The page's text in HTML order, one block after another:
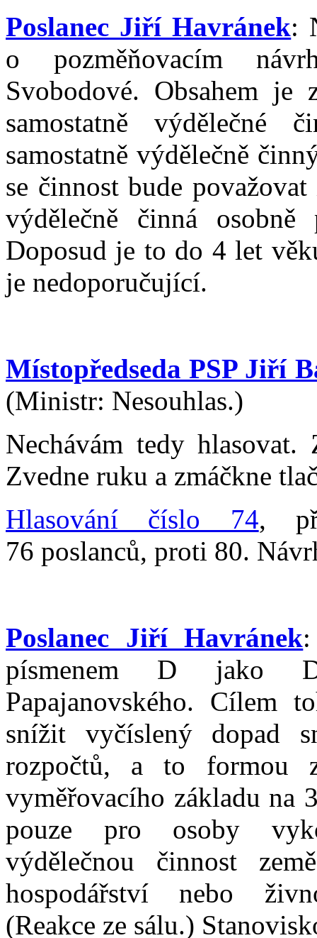
Poslanec Jiří Havránek:
o pozměňovacím
Svobodové. Obsahem je
samostatně
samostatně výdělečně
se činnost bude
výdělečně činná
Doposud je to do 4 let
je nedoporučující.
Místopředseda PSP Jiří
(Ministr: Nesouhlas.)
Nechávám tedy
Zvedne ruku a zmáčkne
Hlasování číslo 74,
76 poslanců, proti 80.
Poslanec Jiří Havránek
písmenem D jako
Papajanovského. Cílem
snížit vyčíslený dopad
rozpočtů, a to formou
vyměřovacího základu na
pouze pro osoby
výdělečnou činnost
hospodářství nebo
(Reakce ze sálu.)